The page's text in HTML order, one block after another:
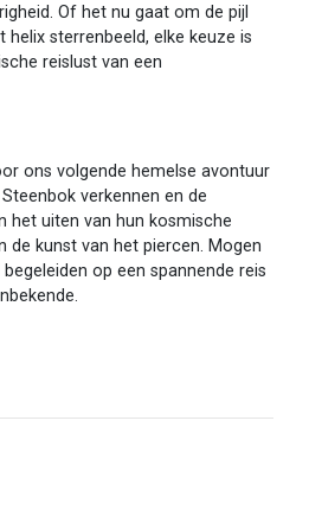
Of het nu gaat om de pijl
helix sterrenbeeld, elke keuze is
reislust van een
ons volgende hemelse avontuur
verkennen en de
het uiten van hun kosmische
de kunst van het piercen. Mogen
op een spannende reis